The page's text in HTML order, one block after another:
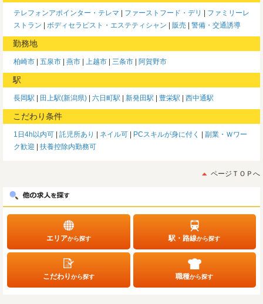
テレフォンアポインター・テレマ ファーストフード・デリ
ファミリーレ
ストラン
ボディセラピスト・エステティシャン 販売 警備・交通誘導
勤務地
柏崎市 五泉市 燕市 上越市 三条市 阿賀野市
駅
長岡駅 田上駅(新潟県) 六日町駅 新発田駅 豊栄駅 西中通駅
こだわり条件
1日4h以内可 託児所あり ネイル可 PCスキルが身に付く
副業・Ｗワー
ク歓迎
扶養控除内勤務可
ページＴＯＰへ
エリアから探す 駅・路線から探す
こだわりから探す 職種から探す